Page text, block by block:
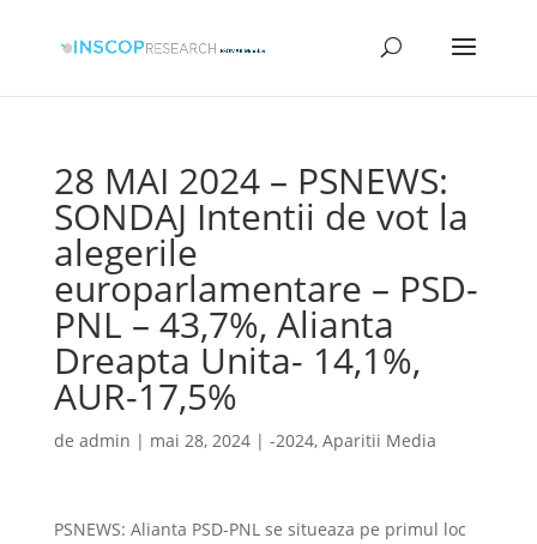
28 MAI 2024 – PSNEWS:
SONDAJ Intentii de vot la
alegerile
europarlamentare – PSD-
PNL – 43,7%, Alianta
Dreapta Unita- 14,1%,
AUR-17,5%
de admin | mai 28, 2024| -2024, Aparitii Media
PSNEWS: Alianta PSD-PNL se situeaza pe primul loc